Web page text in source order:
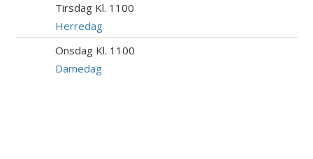
Tirsdag Kl. 1100
Herredag
Onsdag Kl. 1100
Damedag